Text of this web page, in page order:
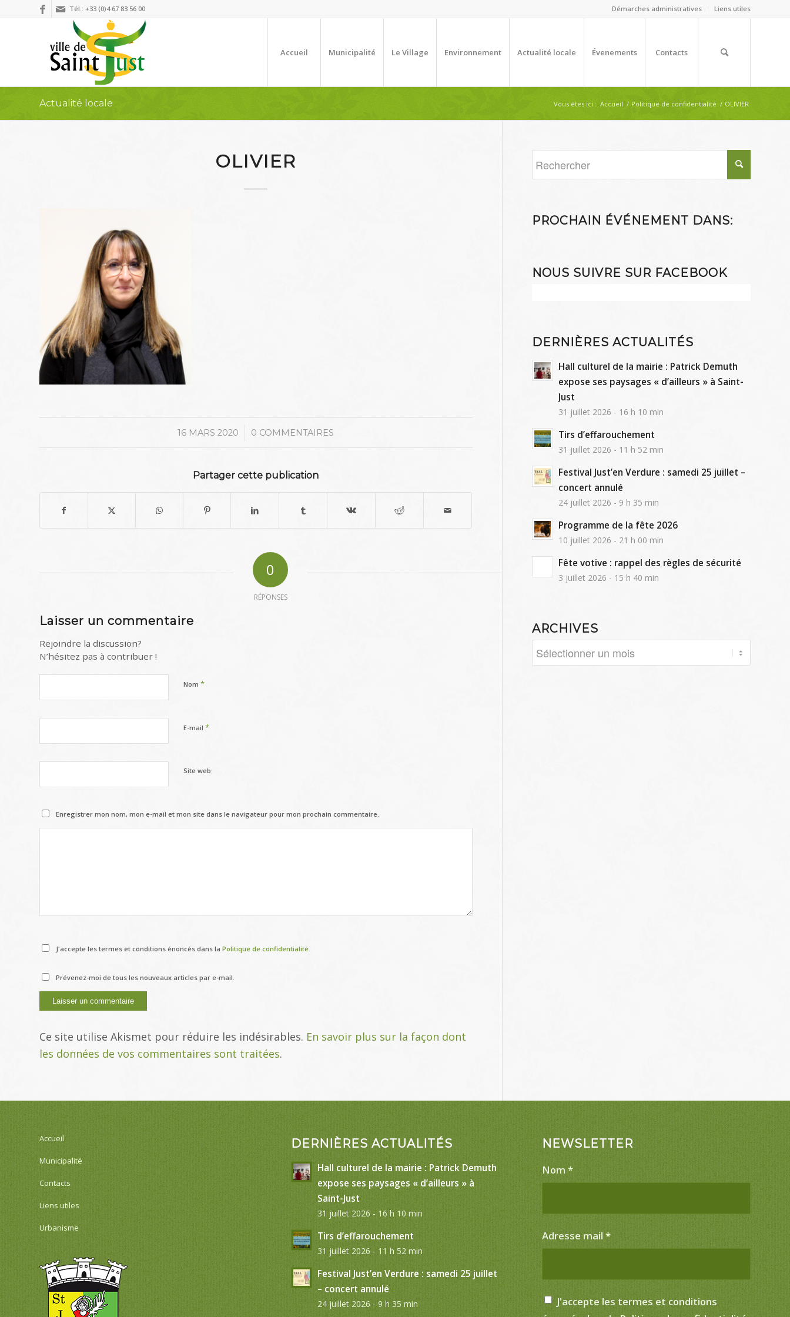
Démarches administratives Liens utiles
Tél.: +33 (0)4 67 83 56 00
Accueil Municipalité Le Village Environnement Actualité locale Évenements Contacts
Actualité locale Vous êtes ici : Accueil / Politique de confidentialité / OLIVIER
OLIVIER
16 MARS 2020
/ 0 COMMENTAIRES
Partager cette publication
0
RÉPONSES
Laisser un commentaire
Rejoindre la discussion?
N’hésitez pas à contribuer !
Nom *
E-mail *
Site web
Enregistrer mon nom, mon e-mail et mon site dans le navigateur pour mon prochain commentaire.
J'accepte les termes et conditions énoncés dans la Politique de confidentialité
Prévenez-moi de tous les nouveaux articles par e-mail.
Ce site utilise Akismet pour réduire les indésirables. En savoir plus sur la façon dont
les données de vos commentaires sont traitées.
PROCHAIN ÉVÉNEMENT DANS:
NOUS SUIVRE SUR FACEBOOK
DERNIÈRES ACTUALITÉS
Hall culturel de la mairie : Patrick Demuth
expose ses paysages « d’ailleurs » à Saint-
Just
31 juillet 2026 - 16 h 10 min
Tirs d’effarouchement
31 juillet 2026 - 11 h 52 min
Festival Just’en Verdure : samedi 25 juillet –
concert annulé
24 juillet 2026 - 9 h 35 min
Programme de la fête 2026
10 juillet 2026 - 21 h 00 min
Fête votive : rappel des règles de sécurité
3 juillet 2026 - 15 h 40 min
ARCHIVES
Accueil
Municipalité
Contacts
Liens utiles
Urbanisme
DERNIÈRES ACTUALITÉS
Hall culturel de la mairie : Patrick Demuth
expose ses paysages « d’ailleurs » à
Saint-Just
31 juillet 2026 - 16 h 10 min
Tirs d’effarouchement
31 juillet 2026 - 11 h 52 min
Festival Just’en Verdure : samedi 25 juillet
– concert annulé
24 juillet 2026 - 9 h 35 min
NEWSLETTER
Nom*
Adresse mail*
J'accepte les termes et conditions